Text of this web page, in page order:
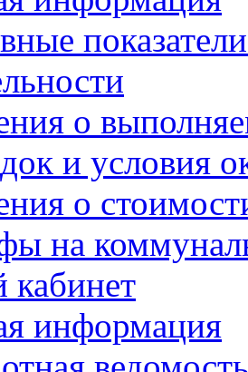
о
и условия
о
на
информация